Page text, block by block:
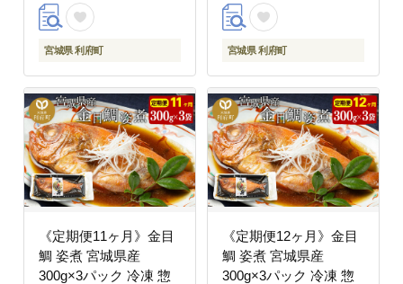
煮物 煮付]
宮城県 利府町
煎 簡単 煮物 煮付]
宮城県 利府町
《定期便11ヶ月》金目
鯛 姿煮 宮城県産
300g×3パック 冷凍 惣
《定期便12ヶ月》金目
鯛 姿煮 宮城県産
300g×3パック 冷凍 惣